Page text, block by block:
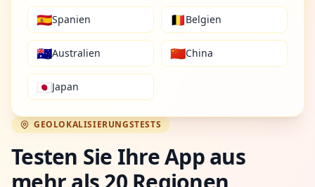
🇪🇸Spanien 🇧🇪Belgien
🇦🇺Australien 🇨🇳China
🇯🇵Japan
GEOLOKALISIERUNGSTESTS
Testen Sie Ihre App aus